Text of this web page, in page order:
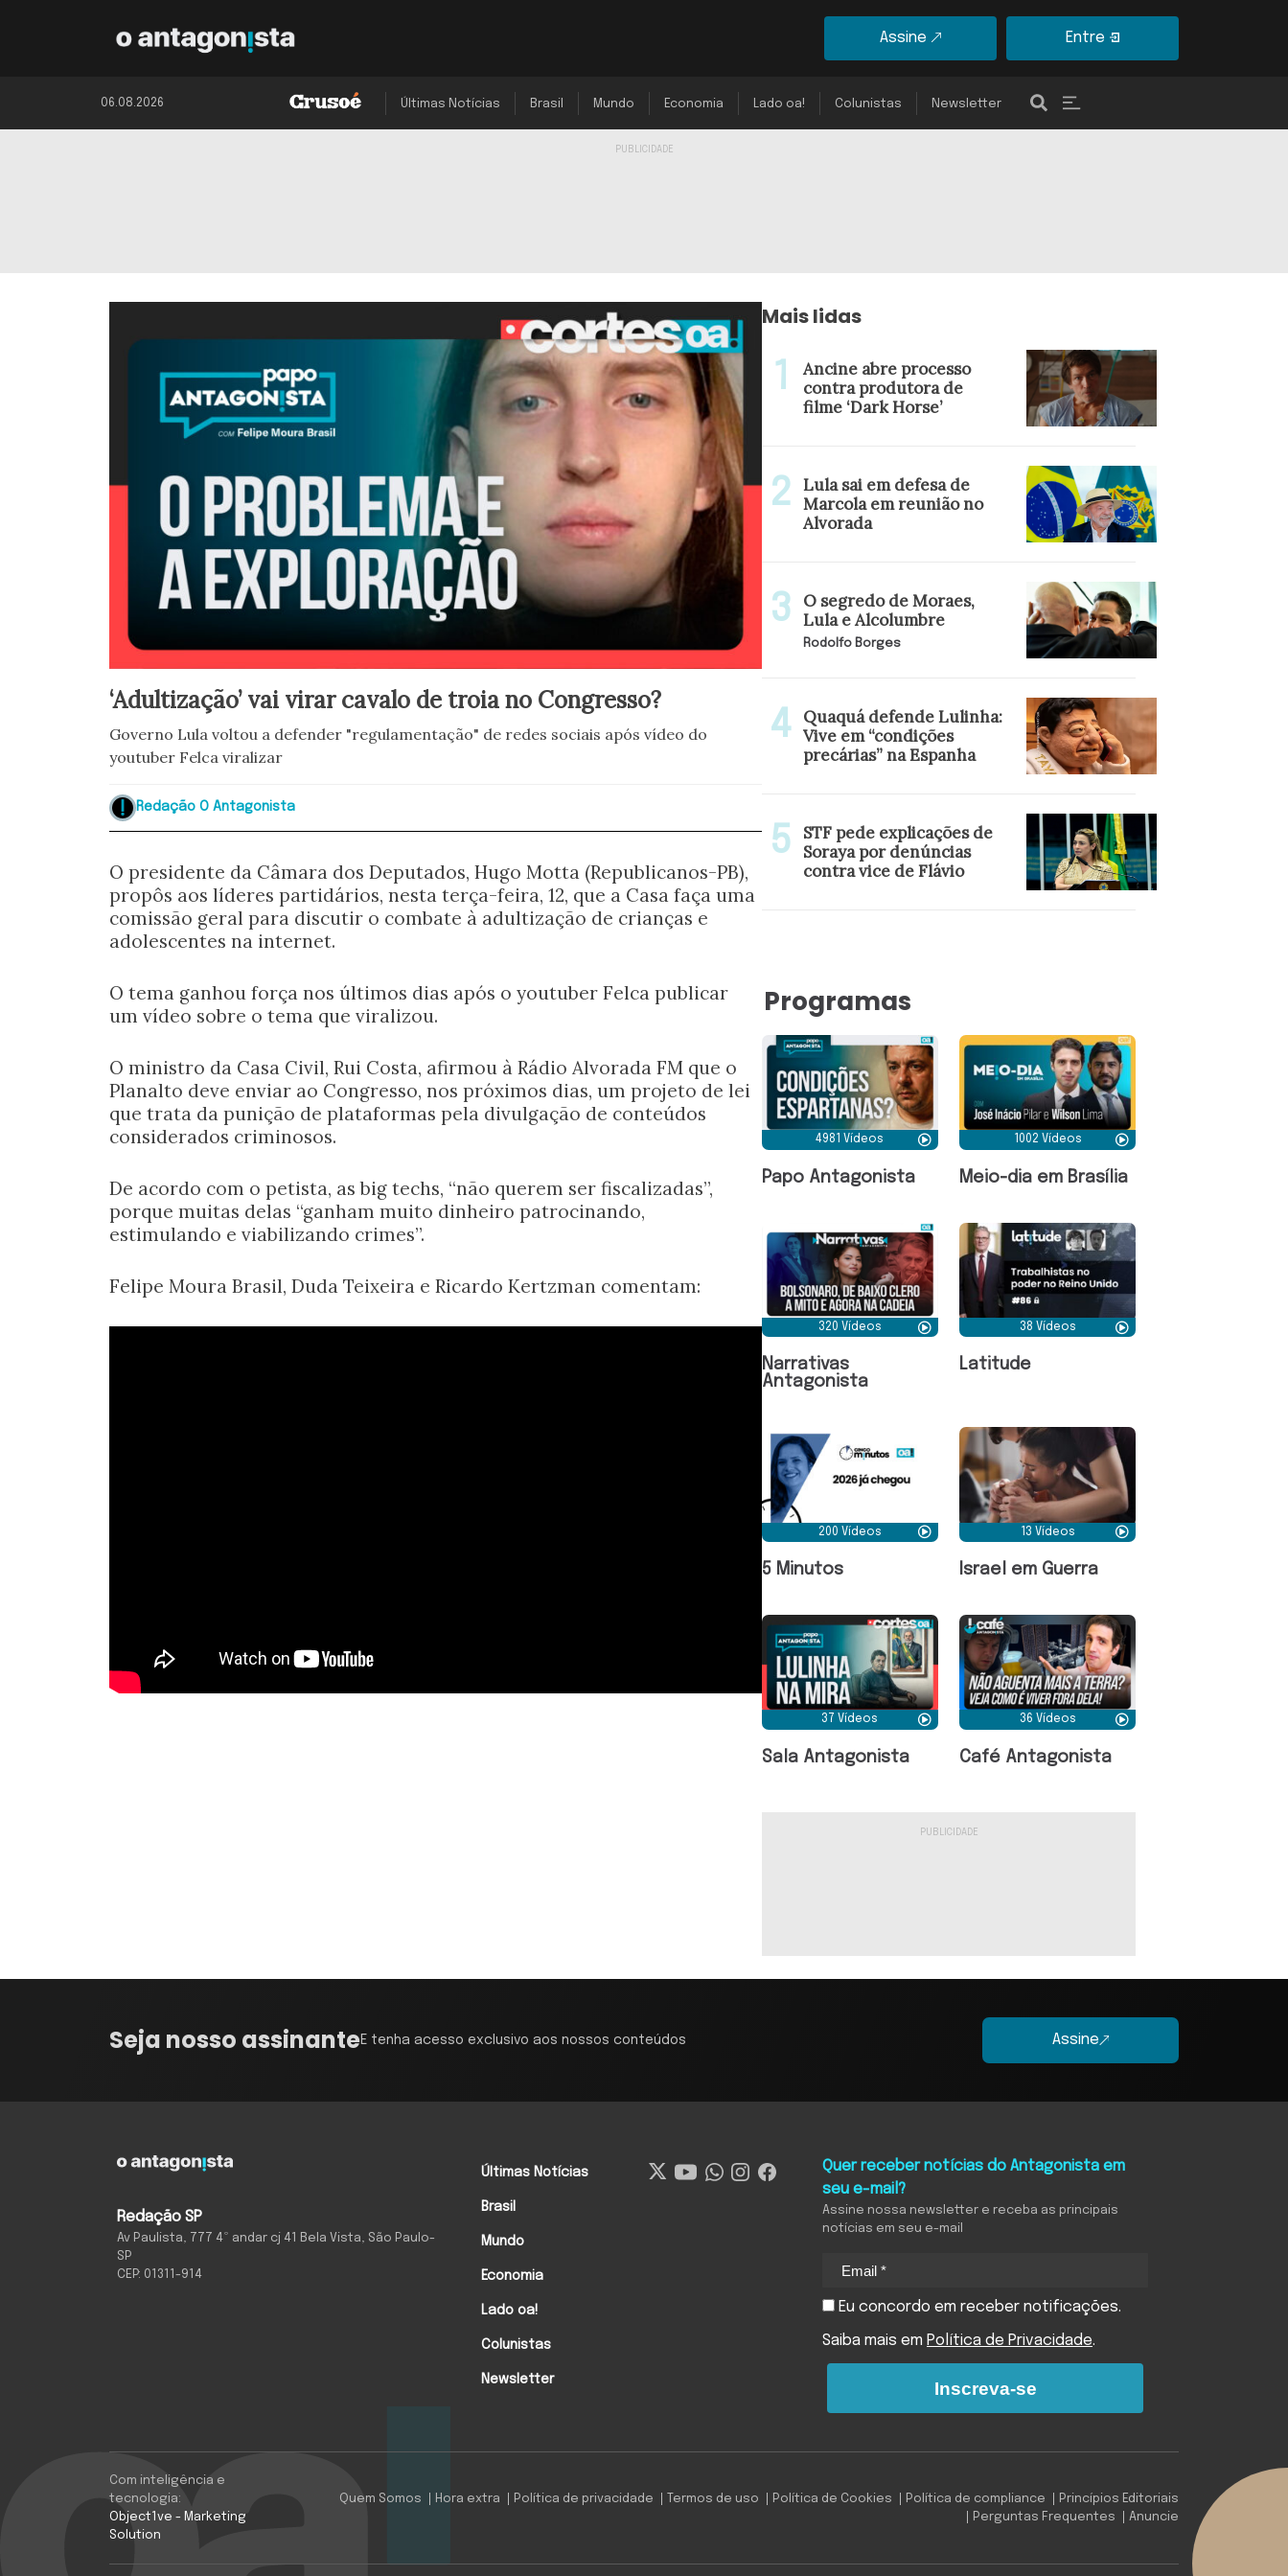
Assine Entre
06.08.2026 Últimas Notícias Brasil Mundo Economia Lado oa! Colunistas Newsletter
‘Adultização’ vai virar cavalo de troia no Congresso?
Governo Lula voltou a defender "regulamentação" de redes sociais após vídeo do
youtuber Felca viralizar
Redação O Antagonista
O presidente da Câmara dos Deputados, Hugo Motta (Republicanos-PB),
propôs aos líderes partidários, nesta terça-feira, 12, que a Casa faça uma
comissão geral para discutir o combate à adultização de crianças e
adolescentes na internet.
O tema ganhou força nos últimos dias após o youtuber Felca publicar
um vídeo sobre o tema que viralizou.
O ministro da Casa Civil, Rui Costa, afirmou à Rádio Alvorada FM que o
Planalto deve enviar ao Congresso, nos próximos dias, um projeto de lei
que trata da punição de plataformas pela divulgação de conteúdos
considerados criminosos.
De acordo com o petista, as big techs, “não querem ser fiscalizadas”,
porque muitas delas “ganham muito dinheiro patrocinando,
estimulando e viabilizando crimes”.
Felipe Moura Brasil, Duda Teixeira e Ricardo Kertzman comentam:
Mais lidas
Ancine abre processo
contra produtora de
filme ‘Dark Horse’
Lula sai em defesa de
Marcola em reunião no
Alvorada
O segredo de Moraes,
Lula e Alcolumbre
Rodolfo Borges
Quaquá defende Lulinha:
Vive em “condições
precárias” na Espanha
STF pede explicações de
Soraya por denúncias
contra vice de Flávio
Programas
4981 Vídeos
Papo Antagonista
1002 Vídeos
Meio-dia em Brasília
320 Vídeos
Narrativas
Antagonista
38 Vídeos
Latitude
200 Vídeos
5 Minutos
13 Vídeos
Israel em Guerra
37 Vídeos
Sala Antagonista
36 Vídeos
Café Antagonista
Seja nosso assinanteE tenha acesso exclusivo aos nossos conteúdos Assine
Redação SP
Av Paulista, 777 4º andar cj 41 Bela Vista, São Paulo-
SP
CEP: 01311-914
Últimas Notícias
Brasil
Mundo
Economia
Lado oa!
Colunistas
Newsletter
Quer receber notícias do Antagonista em
seu e-mail?
Assine nossa newsletter e receba as principais
notícias em seu e-mail
Eu concordo em receber notificações.
Saiba mais em Política de Privacidade.
Inscreva-se
Com inteligência e
tecnologia:
Object1ve - Marketing
Solution
Quem Somos Hora extra Política de privacidade Termos de uso Política de Cookies Política de compliance
Princípios Editoriais
Perguntas Frequentes
Anuncie